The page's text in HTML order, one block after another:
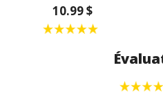
10.99 $